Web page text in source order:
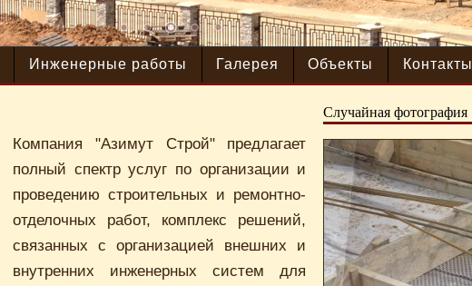
Инженерные работы Галерея Объекты Контакты
Компания "Азимут Строй" предлагает
полный спектр услуг по организации и
проведению строительных и ремонтно-
отделочных работ, комплекс решений,
связанных с организацией внешних и
внутренних инженерных систем для
Случайная фотография